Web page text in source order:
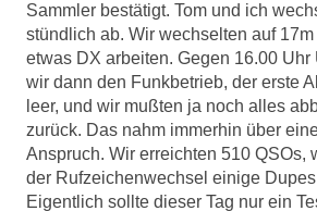
Sammler bestätigt. Tom und ich
stündlich ab. Wir wechselten auf
etwas DX arbeiten. Gegen 16.00 Uhr
wir dann den Funkbetrieb, der erste
leer, und wir mußten ja noch alles
zurück. Das nahm immerhin über
Anspruch. Wir erreichten 510 QSOs,
der Rufzeichenwechsel einige
Eigentlich sollte dieser Tag nur ein